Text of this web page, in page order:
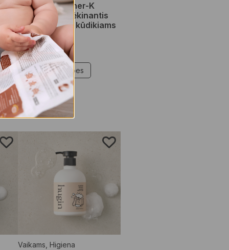
hug’in by Mother-K
intensyviai drėkinantis
kūno sviestas kūdikiams
ir vaikams
€1,00–€14,95
Pasirinkti savybes
Vaikams Higiena